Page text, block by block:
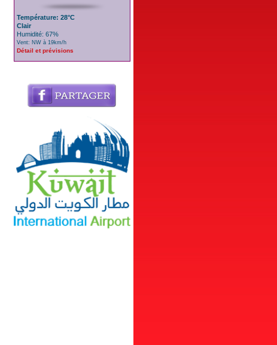
Température: 28°C
Clair
Humidité: 67%
Vent: NW à 19km/h
Détail et prévisions